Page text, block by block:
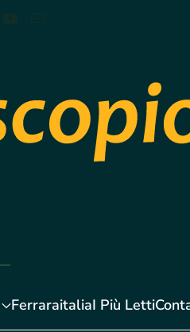
FerraraitaliaI Più Letti